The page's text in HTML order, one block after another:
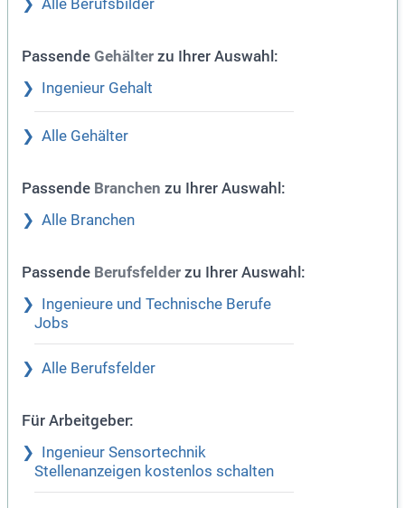
Alle Berufsbilder
Passende Gehälter zu Ihrer Auswahl:
Ingenieur Gehalt
Alle Gehälter
Passende Branchen zu Ihrer Auswahl:
Alle Branchen
Passende Berufsfelder zu Ihrer Auswahl:
Ingenieure und Technische Berufe
Jobs
Alle Berufsfelder
Für Arbeitgeber:
Ingenieur Sensortechnik
Stellenanzeigen kostenlos schalten